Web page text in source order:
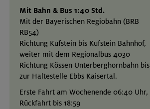
Mit Bahn & Bus 1:40 Std.
Mit der Bayerischen Regiobahn (BRB
RB54)
Richtung Kufstein bis Kufstein Bahnhof,
weiter mit dem Regionalbus 4030
Richtung Kössen Unterberghornbahn bis
zur Haltestelle Ebbs Kaisertal.
Erste Fahrt am Wochenende 06:40 Uhr,
Rückfahrt bis 18:59